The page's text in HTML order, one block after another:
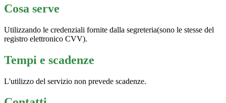
Cosa serve
Utilizzando le credenziali fornite dalla segreteria(sono le stesse del
registro elettronico CVV).
Tempi e scadenze
L'utilizzo del servizio non prevede scadenze.